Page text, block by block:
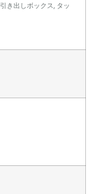
き出しボックス, タッ